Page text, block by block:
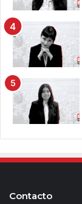
Contacto